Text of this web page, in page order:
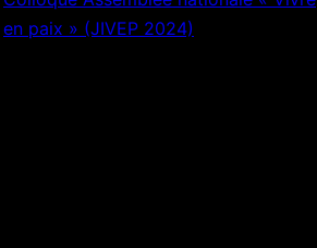
en paix » (JIVEP 2024)